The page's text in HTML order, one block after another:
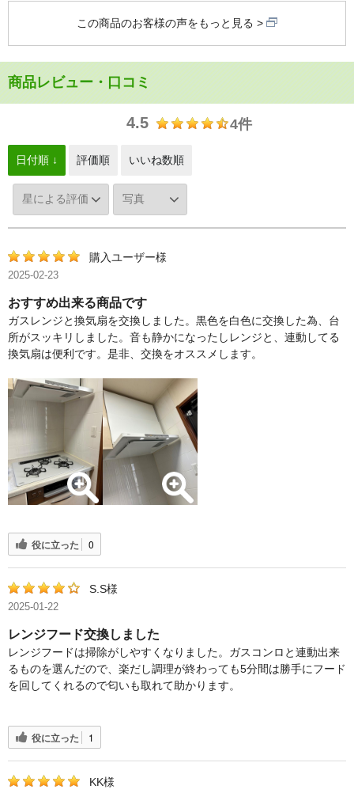
この商品のお客様の声をもっと見る
商品レビュー・口コミ
4.5 4件
日付順 ↓ 評価順 いいね数順
購入ユーザー様
2025-02-23
おすすめ出来る商品です
ガスレンジと換気扇を交換しました。黒色を白色に交換した為、台
所がスッキリしました。音も静かになったしレンジと、連動してる
換気扇は便利です。是非、交換をオススメします。
役に立った 0
S.S様
2025-01-22
レンジフード交換しました
レンジフードは掃除がしやすくなりました。ガスコンロと連動出来
るものを選んだので、楽だし調理が終わっても5分間は勝手にフード
を回してくれるので匂いも取れて助かります。
役に立った 1
KK様